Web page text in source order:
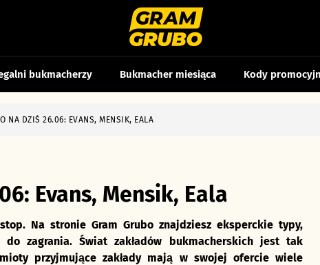
bukmacherzy Bukmacher miesiąca Kody
NA DZIŚ 26.06: EVANS, MENSIK, EALA
Evans, Mensik, Eala
Na stronie Gram Grubo znajdziesz eksperckie typy,
zagrania. Świat zakładów bukmacherskich jest tak
przyjmujące zakłady mają w swojej ofercie wiele